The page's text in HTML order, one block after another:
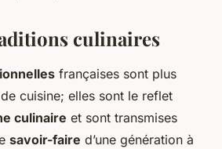
culinaires
françaises sont plus
cuisine; elles sont le reflet
culinaire et sont transmises
savoir-faire d’une génération à